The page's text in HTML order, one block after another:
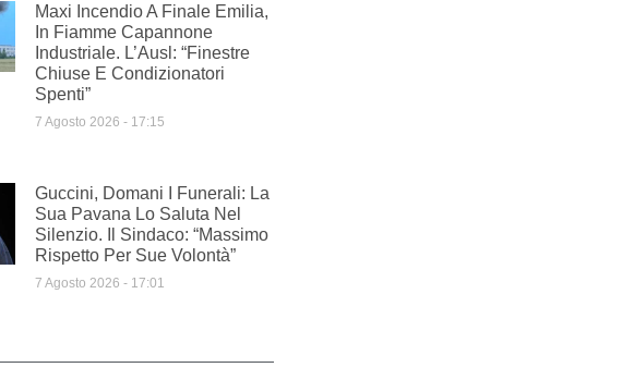
Maxi Incendio A Finale Emilia,
In Fiamme Capannone
Industriale. L’Ausl: “Finestre
Chiuse E Condizionatori
Spenti”
7 Agosto 2026 17:15
Guccini, Domani I Funerali: La
Sua Pavana Lo Saluta Nel
Silenzio. Il Sindaco: “Massimo
Rispetto Per Sue Volontà”
7 Agosto 2026 17:01